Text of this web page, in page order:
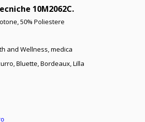
10M2062C.
50% Poliestere
and Wellness, medica
Bluette, Bordeaux, Lilla